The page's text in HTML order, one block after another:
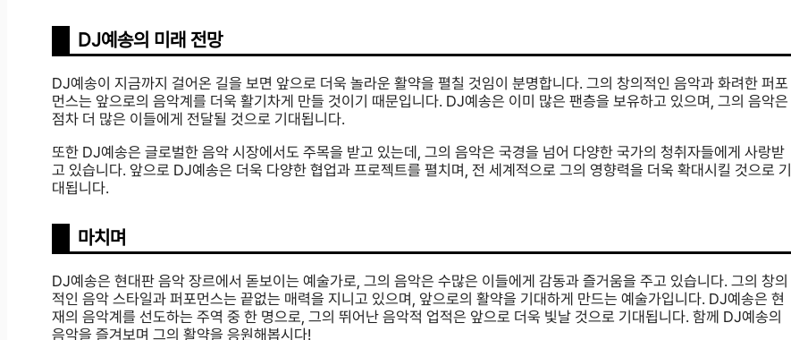
DJ예송의 미래 전망
DJ예송이 지금까지 걸어온 길을 보면 앞으로 더욱 놀라운 활약을 펼칠 것임이 분명합니다. 그의 창의적인 음악과 화려한 퍼포
먼스는 앞으로의 음악계를 더욱 활기차게 만들 것이기 때문입니다. DJ예송은 이미 많은 팬층을 보유하고 있으며, 그의 음악은
점차 더 많은 이들에게 전달될 것으로 기대됩니다.
또한 DJ예송은 글로벌한 음악 시장에서도 주목을 받고 있는데, 그의 음악은 국경을 넘어 다양한 국가의 청취자들에게 사랑받
고 있습니다. 앞으로 DJ예송은 더욱 다양한 협업과 프로젝트를 펼치며, 전 세계적으로 그의 영향력을 더욱 확대시킬 것으로 기
대됩니다.
마치며
DJ예송은 현대판 음악 장르에서 돋보이는 예술가로, 그의 음악은 수많은 이들에게 감동과 즐거움을 주고 있습니다. 그의 창의
적인 음악 스타일과 퍼포먼스는 끝없는 매력을 지니고 있으며, 앞으로의 활약을 기대하게 만드는 예술가입니다. DJ예송은 현
재의 음악계를 선도하는 주역 중 한 명으로, 그의 뛰어난 음악적 업적은 앞으로 더욱 빛날 것으로 기대됩니다. 함께 DJ예송의
음악을 즐겨보며 그의 활약을 응원해봅시다!